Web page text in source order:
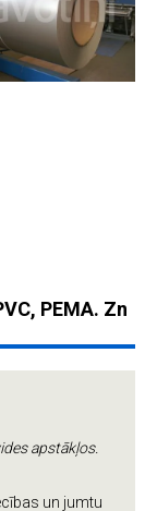
PEMA. Zn
apstākļos.
un jumtu